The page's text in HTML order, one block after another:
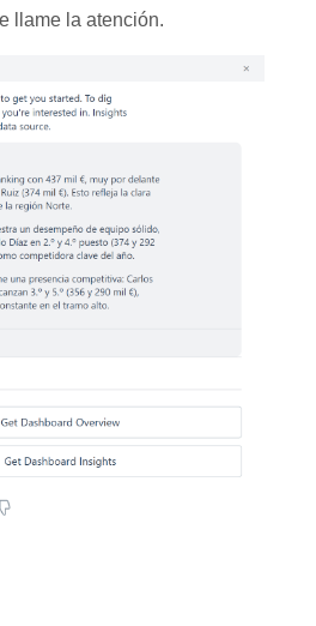
llame la atención.